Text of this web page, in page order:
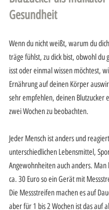
Gesundheit
Wenn du nicht weißt, warum du
träge fühlst, zu dick bist, obwohl du
isst oder einmal wissen möchtest,
Ernährung auf deinen Körper
sehr empfehlen, deinen Blutzucker
zwei Wochen zu beobachten.
Jeder Mensch ist anders und
unterschiedlichen Lebensmittel,
Angewohnheiten auch anders. Man
ca. 30 Euro so ein Gerät mit
Die Messstreifen machen es auf
aber für 1 bis 2 Wochen ist das auf